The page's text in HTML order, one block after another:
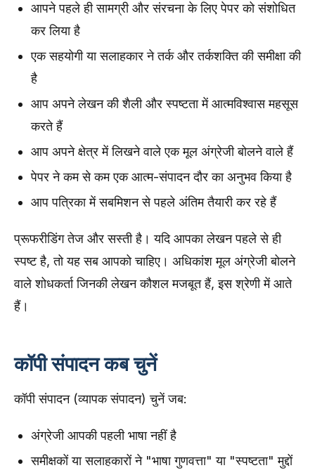
आपने पहले ही सामग्री और संरचना के लिए पेपर को संशोधित
कर लिया है
एक सहयोगी या सलाहकार ने तर्क और तर्कशक्ति की समीक्षा की
है
आप अपने लेखन की शैली और स्पष्टता में आत्मविश्वास महसूस
करते हैं
आप अपने क्षेत्र में लिखने वाले एक मूल अंग्रेजी बोलने वाले हैं
पेपर ने कम से कम एक आत्म-संपादन दौर का अनुभव किया है
आप पत्रिका में सबमिशन से पहले अंतिम तैयारी कर रहे हैं
प्रूफरीडिंग तेज और सस्ती है। यदि आपका लेखन पहले से ही
स्पष्ट है, तो यह सब आपको चाहिए। अधिकांश मूल अंग्रेजी बोलने
वाले शोधकर्ता जिनकी लेखन कौशल मजबूत हैं, इस श्रेणी में आते
हैं।
कॉपी संपादन कब चुनें
कॉपी संपादन (व्यापक संपादन) चुनें जब:
अंग्रेजी आपकी पहली भाषा नहीं है
समीक्षकों या सलाहकारों ने "भाषा गुणवत्ता" या "स्पष्टता" मुद्दों